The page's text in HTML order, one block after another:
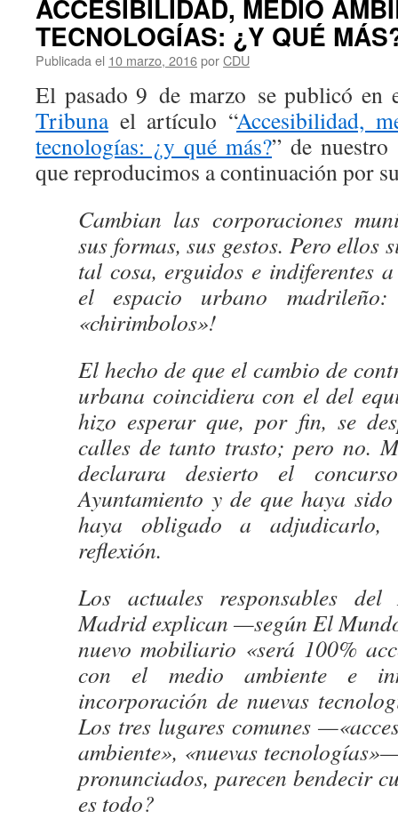
ACCESIBILIDAD, MEDIO
TECNOLOGÍAS: ¿Y QUÉ
Publicada el 10 marzo, 2016porCDU
El pasado 9 de marzo se publicó
Tribunael artículo “Accesibilidad,
tecnologías: ¿y qué más?” de
que reproducimos a continuación por
Cambian las corporaciones
sus formas, sus gestos. Pero ellos
tal cosa, erguidos e indiferentes
el espacio urbano
«chirimbolos»!
El hecho de que el cambio de
urbana coincidiera con el del
hizo esperar que, por fin, se
calles de tanto trasto; pero no.
declarara desierto el
Ayuntamiento y de que haya
haya obligado a adjudicarlo,
reflexión.
Los actuales responsables del
Madrid explican —según El
nuevo mobiliario «será 100%
con el medio ambiente e
incorporación de nuevas
Los tres lugares comunes
ambiente», «nuevas
pronunciados, parecen bendecir
es todo?